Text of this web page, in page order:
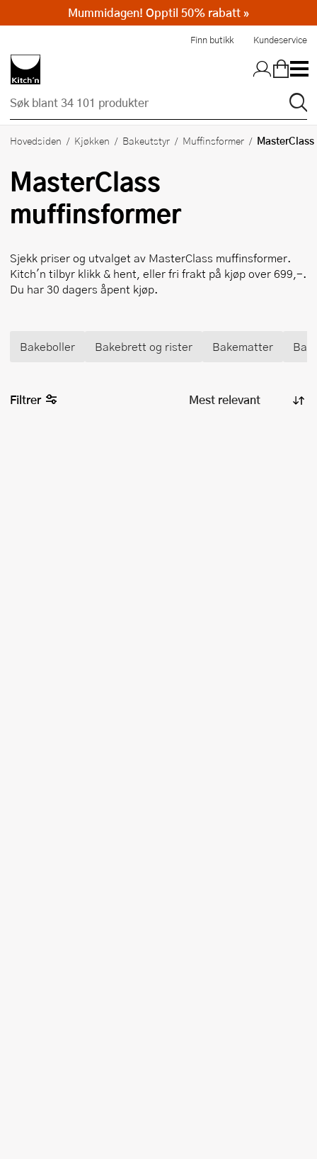
Finn butikk Kundeservice
Hovedsiden Kjøkken Bakeutstyr Muffinsformer MasterClass
MasterClass
muffinsformer
Sjekk priser og utvalget av MasterClass muffinsformer.
Kitch'n tilbyr klikk & hent, eller fri frakt på kjøp over 699,-.
Du har 30 dagers åpent kjøp.
Bakeboller Bakebrett og rister Bakematter
Filtrer
Mummidagen! Opptil 50% rabatt »